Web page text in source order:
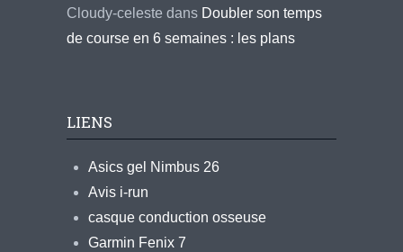
Cloudy-celeste dans Doubler son temps
de course en 6 semaines : les plans
LIENS
Asics gel Nimbus 26
Avis i-run
casque conduction osseuse
Garmin Fenix 7